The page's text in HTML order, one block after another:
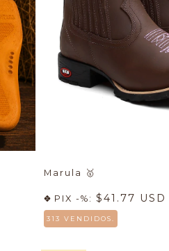
Marula 🥇
PIX -%:$41.77 USD
313 VENDIDOS.